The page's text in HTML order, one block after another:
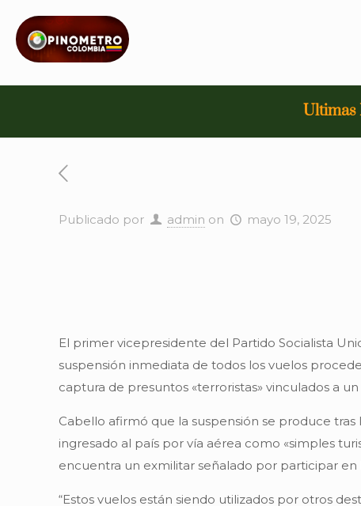
Ultimas
Publicado por admin on mayo 19, 2025
El primer vicepresidente del Partido Socialista
suspensión inmediata de todos los vuelos
captura de presuntos «terroristas» vinculados a
Cabello afirmó que la suspensión se produce
ingresado al país por vía aérea como «simples
encuentra un exmilitar señalado por participar en
“Estos vuelos están siendo utilizados por otros